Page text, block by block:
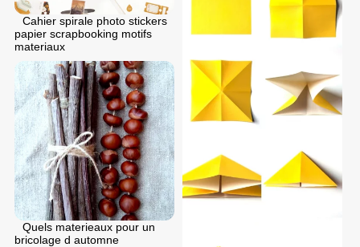
Cahier spirale photo stickers
papier scrapbooking motifs
materiaux
Quels materieaux pour un
bricolage d automne